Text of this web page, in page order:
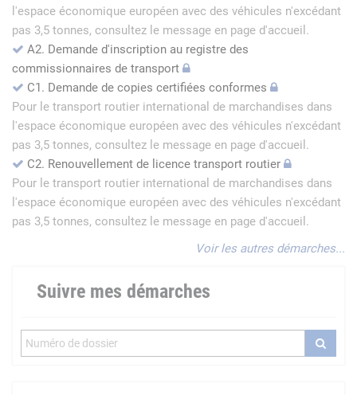
l'espace économique européen avec des véhicules n'excédant
pas 3,5 tonnes, consultez le message en page d'accueil.
A2. Demande d'inscription au registre des
commissionnaires de transport
C1. Demande de copies certifiées conformes
Pour le transport routier international de marchandises dans
l'espace économique européen avec des véhicules n'excédant
pas 3,5 tonnes, consultez le message en page d'accueil.
C2. Renouvellement de licence transport routier
Pour le transport routier international de marchandises dans
l'espace économique européen avec des véhicules n'excédant
pas 3,5 tonnes, consultez le message en page d'accueil.
Voir les autres démarches...
Suivre mes démarches